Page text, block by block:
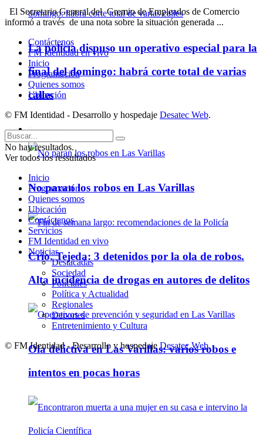
La policía dispuso un operativo especial para la
final del domingo: habrá corte total de varias
calles
Policiales
No paran los robos en Las Varillas
Crio. Tejeda: 3 detenidos por la ola de robos.
Alta incidencia de drogas en autores de delitos
Ola delictiva en Las Varillas: varios robos e
intentos en pocas horas
El Secretario General del Gremio de Empleados de Comercio
informó a través de una nota sobre la situación generada ...
Contáctenos
FM Identidad en vivo
Inicio
Programación
Quienes somos
Ubicación
© FM Identidad - Desarrollo y hospedaje Desatec Web.
No hay resultados.
Ver todos los ressultados
Inicio
Programación
Quienes somos
Ubicación
Contáctenos
Servicios
FM Identidad en vivo
Noticias
Destacadas
Sociedad
Policiales
Política y Actualidad
Regionales
Deportes
Entretenimiento y Cultura
© FM Identidad - Desarrollo y hospedajeDesatec Web.